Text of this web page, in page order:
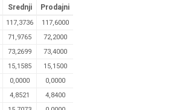
Srednji Prodajni
117,3736
117,6000
71,9765
72,2000
73,2699
73,4000
15,1585
15,1500
0,0000
0,0000
4,8521
4,8400